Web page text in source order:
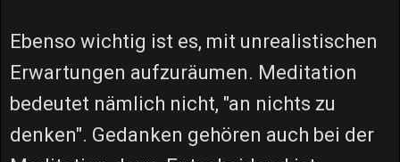
Ebenso wichtig ist es, mit unrealistischen
Erwartungen aufzuräumen. Meditation
bedeutet nämlich nicht, "an nichts zu
denken". Gedanken gehören auch bei der